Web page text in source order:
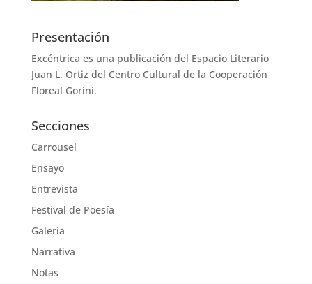
Presentación
Excéntrica es una publicación del Espacio Literario
Juan L. Ortiz del Centro Cultural de la Cooperación
Floreal Gorini.
Secciones
Carrousel
Ensayo
Entrevista
Festival de Poesía
Galería
Narrativa
Notas